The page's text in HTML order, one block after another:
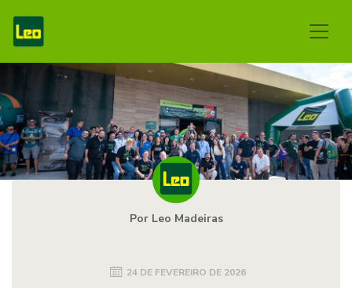
Por Leo Madeiras
24 DE FEVEREIRO DE 2026